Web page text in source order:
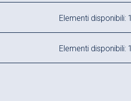
Elementi disponibili: 1
Elementi disponibili: 1